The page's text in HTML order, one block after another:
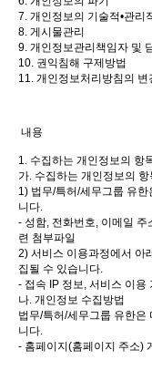
7. 개인정보의 기술적•관리
8. 게시물관리
9. 개인정보관리책임자 및
10. 권익침해 구제방법
11. 개인정보처리방침의 변
내용
1. 수집하는 개인정보의 항
가. 수집하는 개인정보의 항
1) 법무/특허/세무그룹 유
니다.
- 성함, 전화번호, 이메일
련 첨부파일
2) 서비스 이용과정에서 아
집될 수 있습니다.
- 접속 IP 정보, 서비스 이용
나. 개인정보 수집방법
법무/특허/세무그룹 유한은
니다.
- 홈페이지(홈페이지 주소)